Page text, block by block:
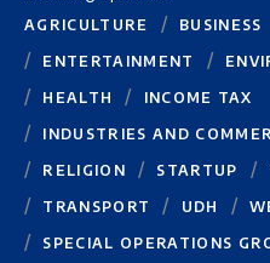
AGRICULTURE BUSINESS
ENTERTAINMENT
HEALTH
INCOME TAX
INDUSTRIES AND
RELIGION
STARTUP
TRANSPORT
UDH
SPECIAL OPERATIONS